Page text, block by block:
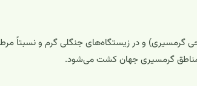
گرمسیری) و در زیستگاه‌های جنگلی گرم و نسبتاً
مناطق گرمسیری جهان کشت می‌شود.